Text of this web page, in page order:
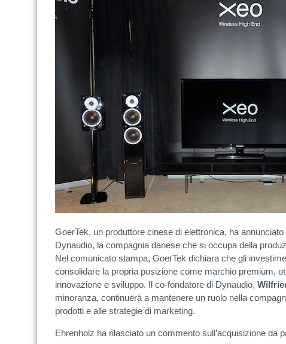
GoerTek, un produttore cinese di elettronica, ha
Dynaudio, la compagnia danese che si occupa della
Nel comunicato stampa, GoerTek dichiara che gli
consolidare la propria posizione come marchio premium,
innovazione e sviluppo. Il co-fondatore di Dynaudio,
minoranza, continuerà a mantenere un ruolo nella
prodotti e alle strategie di marketing.
Ehrenholz ha rilasciato un commento sull’acquisizione da